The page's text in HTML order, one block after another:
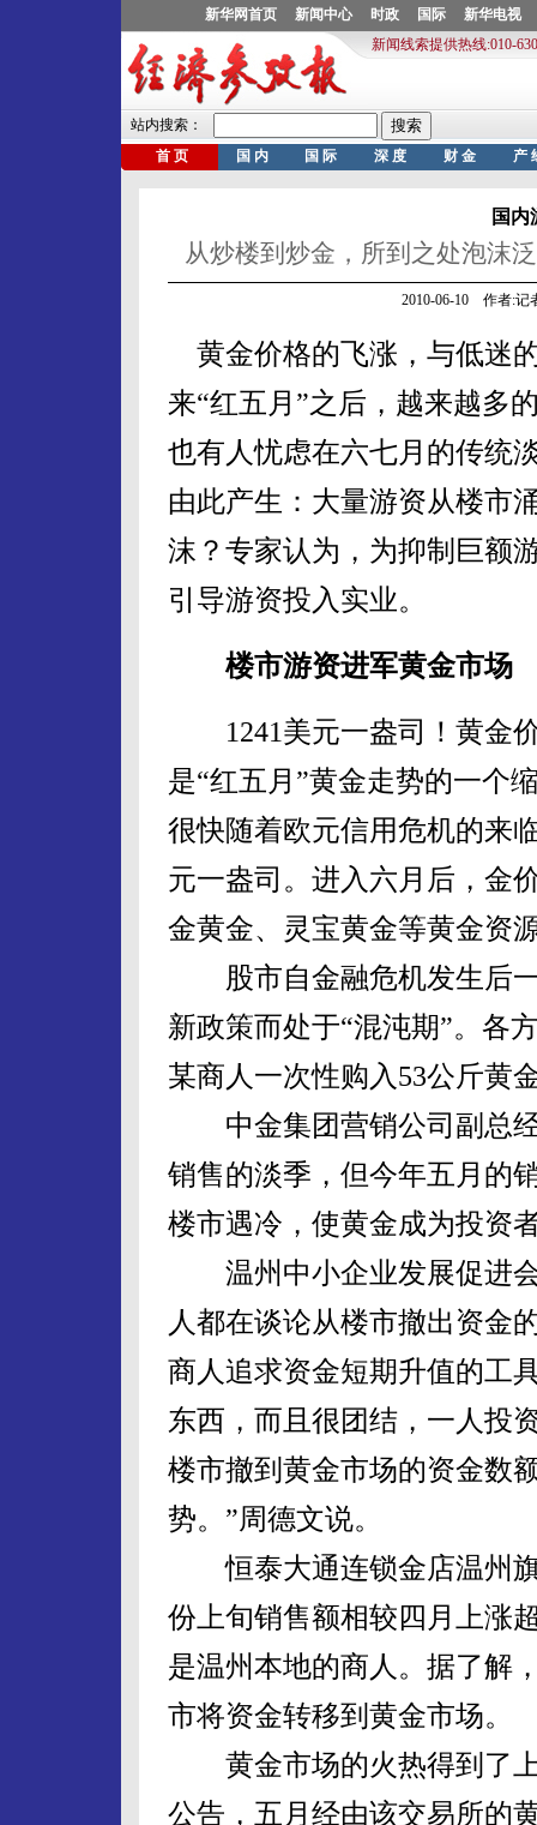
国内
从炒楼到炒金，所到之处泡沫
2010-06-10 作者:记
黄金价格的飞涨，与低迷
来“红五月”之后，越来越多
也有人忧虑在六七月的传统
由此产生：大量游资从楼市
沫？专家认为，为抑制巨额
引导游资投入实业。
楼市游资进军黄金市场
1241美元一盎司！黄金价
是“红五月”黄金走势的一个
很快随着欧元信用危机的来
元一盎司。进入六月后，金
金黄金、灵宝黄金等黄金资
股市自金融危机发生后一
新政策而处于“混沌期”。各
某商人一次性购入53公斤黄
中金集团营销公司副总经
销售的淡季，但今年五月的
楼市遇冷，使黄金成为投资
温州中小企业发展促进会
人都在谈论从楼市撤出资金
商人追求资金短期升值的工
东西，而且很团结，一人投
楼市撤到黄金市场的资金数
势。”周德文说。
恒泰大通连锁金店温州旗
份上旬销售额相较四月上涨
是温州本地的商人。据了解
市将资金转移到黄金市场。
黄金市场的火热得到了上
公告，五月经由该交易所的